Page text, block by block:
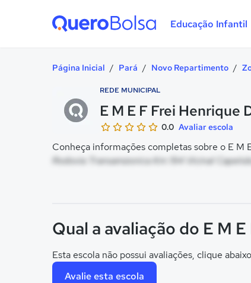
Educação Infantil
Página Inicial / Pará / Novo Repartimento /
REDE MUNICIPAL
E M E F Frei Henrique
0.0 Avaliar escola
Conheça informações completas sobre o E M
Rodovia Transamzonica Km 194 Vicinal
Qual a avaliação do E M
Esta escola não possui avaliações, clique
Avalie esta escola